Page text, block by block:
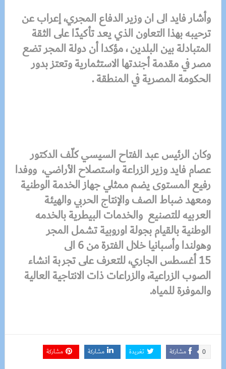
وأشار فايد الى ان وزير الدفاع المجري، إعراب عن
ترحيبه بهذا التعاون الذي يعد تأكيدًا على الثقة
المتبادلة بين البلدين ، مؤكدا أن دولة المجر تضع
مصر في مقدمة أجندتها الاستثمارية وتعتز بدور
الحكومة المصرية في المنطقة .
وكان الرئيس عبد الفتاح السيسي كلّف الدكتور
عصام فايد وزير الزراعة واستصلاح الأراضي، ووفدا
رفيع المستوى يضم ممثلي جهاز الخدمة الوطنية
ومعهد ضباط الصف والإنتاج الحربي والهيئة
العربيه للتصنيع والخدمات البيطرية بالخدمه
الوطنية بالقيام بجولة اوروبية تشمل المجر
وهولندا وأسبانيا خلال الفترة من 6 الى
15 أغسطس الجاري، للتعرف على تجربة انشاء
الصوب الزراعية، والزراعات ذات الانتاجية العالية
والموفرة للمياه.
مشاركة 0 تغريدة مشاركة مشاركة